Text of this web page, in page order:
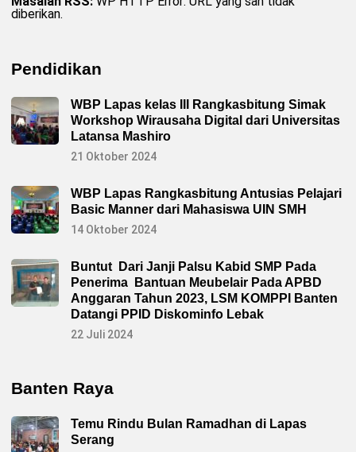
diberikan.
Pendidikan
WBP Lapas kelas III Rangkasbitung Simak
Workshop Wirausaha Digital dari Universitas
Latansa Mashiro
21 Oktober 2024
WBP Lapas Rangkasbitung Antusias Pelajari
Basic Manner dari Mahasiswa UIN SMH
14 Oktober 2024
Buntut Dari Janji Palsu Kabid SMP Pada
Penerima Bantuan Meubelair Pada APBD
Anggaran Tahun 2023, LSM KOMPPI Banten
Datangi PPID Diskominfo Lebak
22 Juli 2024
Banten Raya
Temu Rindu Bulan Ramadhan di Lapas
Serang